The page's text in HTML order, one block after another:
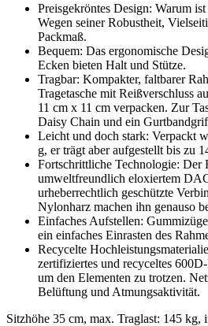
Preisgekröntes Design: Warum
Wegen seiner Robustheit,
Packmaß.
Bequem: Das ergonomische
Ecken bieten Halt und Stütze.
Tragbar: Kompakter, faltbarer
Tragetasche mit Reißverschluss
11 cm x 11 cm verpacken. Zur
Daisy Chain und ein
Leicht und doch stark: Verpackt
g, er trägt aber aufgestellt bis zu
Fortschrittliche Technologie: Der
umweltfreundlich eloxiertem
urheberrechtlich geschützte
Nylonharz machen ihn genauso
Einfaches Aufstellen:
ein einfaches Einrasten des
Recycelte
zertifiziertes und recyceltes
um den Elementen zu trotzen.
Belüftung und Atmungsaktivität.
Sitzhöhe 35 cm, max. Traglast: 145 kg,